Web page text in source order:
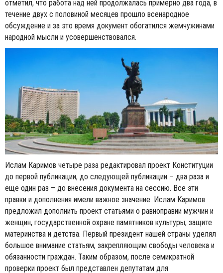
отметил, что работа над ней продолжалась примерно два года, в
течение двух с половиной месяцев прошло всенародное
обсуждение и за это время документ обогатился жемчужинами
народной мысли и усовершенствовался.
Ислам Каримов четыре раза редактировал проект Конституции
до первой публикации, до следующей публикации – два раза и
еще один раз – до внесения документа на сессию. Все эти
правки и дополнения имели важное значение. Ислам Каримов
предложил дополнить проект статьями о равноправии мужчин и
женщин, государственной охране памятников культуры, защите
материнства и детства. Первый президент нашей страны уделял
большое внимание статьям, закрепляющим свободы человека и
обязанности граждан. Таким образом, после семикратной
проверки проект был представлен депутатам для